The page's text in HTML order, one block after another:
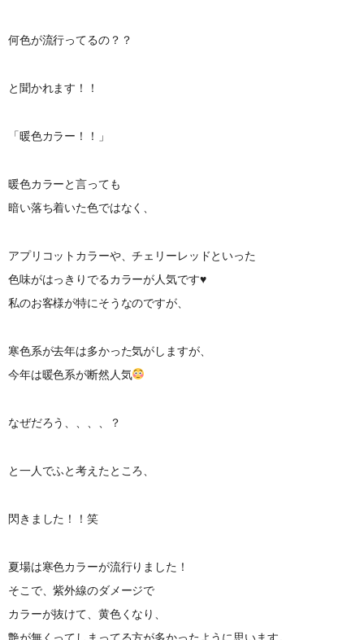
何色が流行ってるの？？
と聞かれます！！
「暖色カラー！！」
暖色カラーと言っても
暗い落ち着いた色ではなく、
アプリコットカラーや、チェリーレッドといった
色味がはっきりでるカラーが人気です♥️
私のお客様が特にそうなのですが、
寒色系が去年は多かった気がしますが、
今年は暖色系が断然人気
なぜだろう、、、、？
と一人でふと考えたところ、
閃きました！！笑
夏場は寒色カラーが流行りました！
そこで、紫外線のダメージで
カラーが抜けて、黄色くなり、
艶が無くってしまってる方が多かったように思います。